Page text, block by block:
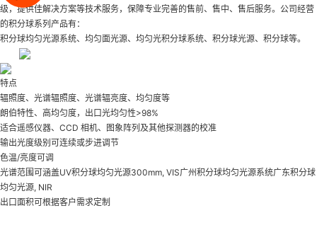
级，提供佳解决方案等技术服务，保障专业完善的售前、售中、售后服务。公司经营
的积分球系列产品有：
积分球均匀光源系统、均匀面光源、均匀光积分球系统、积分球光源、积分球等。
特点
辐照度、光谱辐照度、光谱辐亮度、均匀度等
朗伯特性、高均匀度，出口光均匀性>98%
适合遥感仪器、CCD 相机、图象阵列及其他探测器的校准
输出光度级别可连续或步进调节
色温/亮度可调
光谱范围可涵盖UV积分球均匀光源300mm, VIS广州积分球均匀光源系统广东积分球
均匀光源, NIR
出口面积可根据客户需求定制